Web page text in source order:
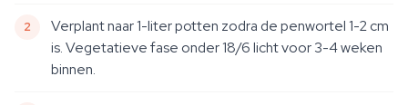
Verplant naar 1-liter potten zodra de penwortel 1-2 cm
is. Vegetatieve fase onder 18/6 licht voor 3-4 weken
binnen.